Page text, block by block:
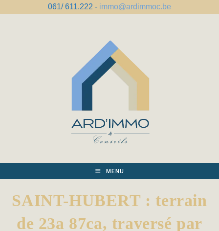
061/ 611.222 - immo@ardimmoc.be
MENU
SAINT-HUBERT : terrain
de 23a 87ca, traversé par